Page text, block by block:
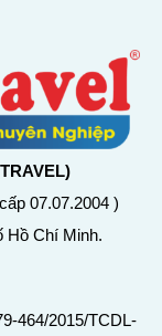
07.07.2004 )
Hồ Chí Minh.
464/2015/TCDL-